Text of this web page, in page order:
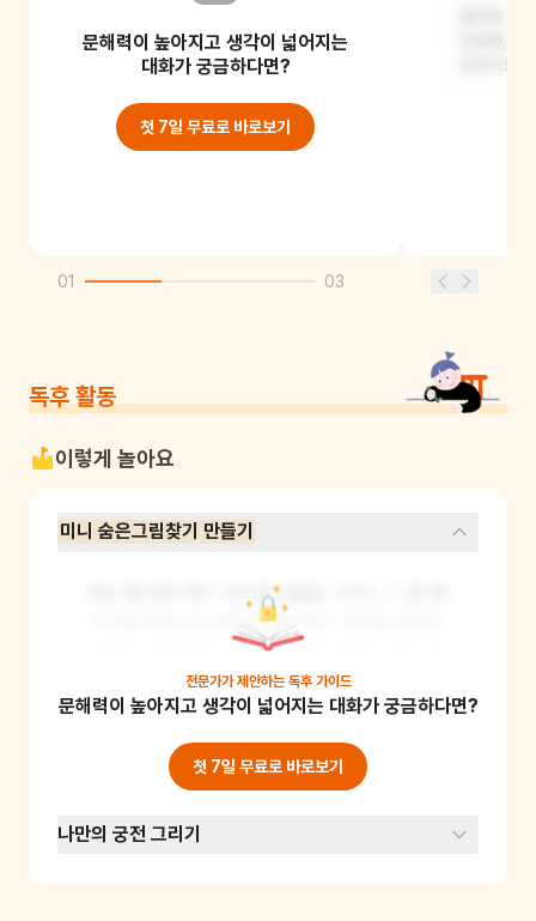
아이스크림, 과일, 사탕 등 다양한
디저트와 맛있는 음식들
문해력이 높아지고 생각이 넓어지는
대화가 궁금하다면?
첫 7일 무료로 바로보기
있었어요.
01 03
독후 활동
이렇게 놀아요
미니 숨은그림찾기 만들기
작은 종이에 여러 가지 물건들을 그리고, 그 중 몇
가지를 목록으로 만들어 찾아보는 게임을 만들어
보세요. 친구들이나 가족과 함께 서로의 숨은그림
찾기를 풀어볼 수 있어요. 이 활동은 집중력과 관
찰력을 기르는 데 도움이 돼요. 준비물: 종이, 연
필, 지우개, 색연필
전문가가 제안하는 독후 가이드
문해력이 높아지고 생각이 넓어지는 대화가 궁금하다면?
첫 7일 무료로 바로보기
나만의 궁전 그리기